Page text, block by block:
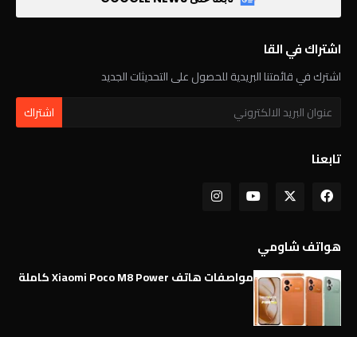
اشتراك في القا
اشترك في قائمتنا البريدية للحصول على التحديثات الجديد
تابعنا
هواتف شاومي
مواصفات هاتف Xiaomi Poco M8 Power كاملة